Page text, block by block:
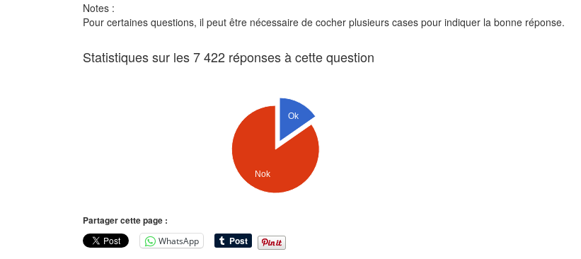
Notes :
Pour certaines questions, il peut être nécessaire de cocher plusieurs cases pour indiquer la bonne réponse.
Statistiques sur les 7 422 réponses à cette question
Ok
Nok
Partager cette page :
WhatsApp